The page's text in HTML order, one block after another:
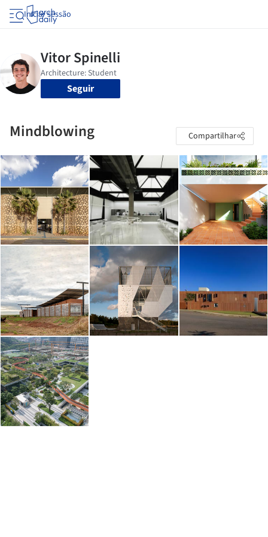
Iniciar sessão
Seguir
Mindblowing Compartilhar